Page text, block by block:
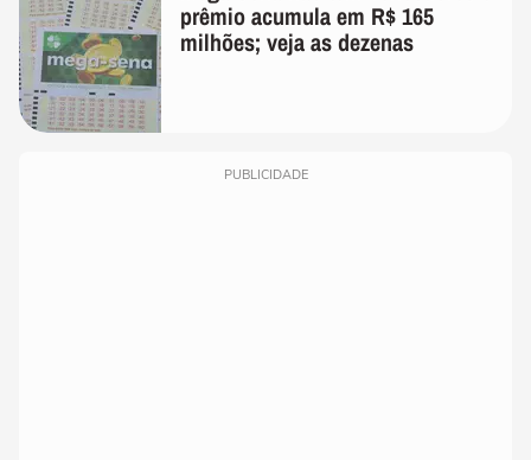
prêmio acumula em R$ 165
milhões; veja as dezenas
PUBLICIDADE